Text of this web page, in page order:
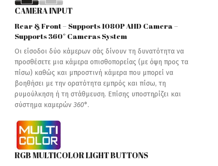
CAMERA INPUT
Rear & Front – Supports 1080P AHD Camera –
Supports 360° Cameras System
Οι είσοδοι δύο κάμερων σάς δίνουν τη δυνατότητα να
προσθέσετε μια κάμερα οπισθοπορείας (με όψη προς τα
πίσω) καθώς και μπροστινή κάμερα που μπορεί να
βοηθήσει με την ορατότητα εμπρός και πίσω, τη
ρυμούλκηση ή τη στάθμευση. Επίσης υποστηρίζει και
σύστημα καμερών 360°.
RGB MULTICOLOR LIGHT BUTTONS